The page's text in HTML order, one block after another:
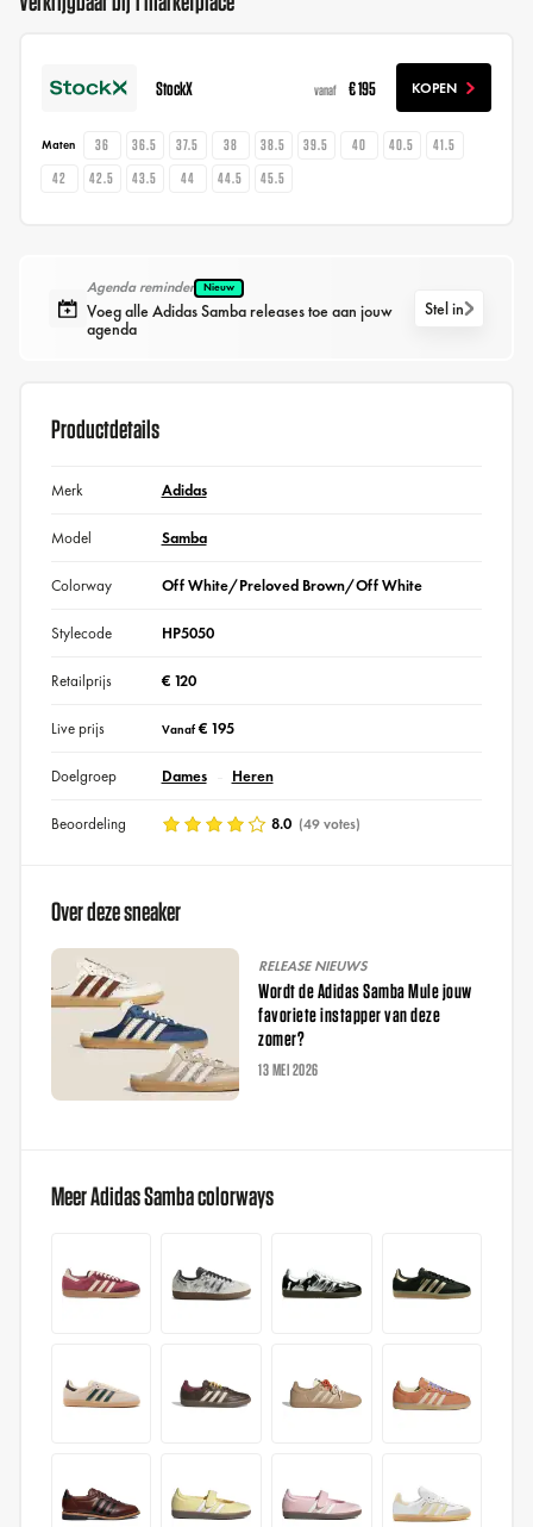
StockX vanaf € 195 KOPEN
Maten 36 36.5 37.5 38 38.5 39.5 40 40.5
41.5
42
42.5 43.5 44 44.5 45.5
Agenda reminder Nieuw
Voeg alle Adidas Samba releases toe aan jouw
agenda
Stel in
Productdetails
Merk Adidas
Model Samba
Colorway Off White/Preloved Brown/Off White
Stylecode HP5050
Retailprijs € 120
Live prijs Vanaf€ 195
Doelgroep Dames Heren
Beoordeling 8.0 (49 votes)
Over deze sneaker
RELEASE NIEUWS
Wordt de Adidas Samba Mule jouw
favoriete instapper van deze
zomer?
13 MEI 2026
Meer Adidas Samba colorways